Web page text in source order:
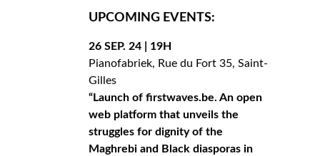
UPCOMING EVENTS:
26 SEP. 24 | 19H
Pianofabriek, Rue du Fort 35, Saint-
Gilles
“Launch of firstwaves.be. An open
web platform that unveils the
struggles for dignity of the
Maghrebi and Black diasporas in